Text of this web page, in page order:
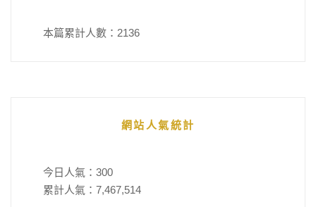
本篇累計人數： 2136
網站人氣統計
今日人氣： 300
累計人氣： 7,467,514